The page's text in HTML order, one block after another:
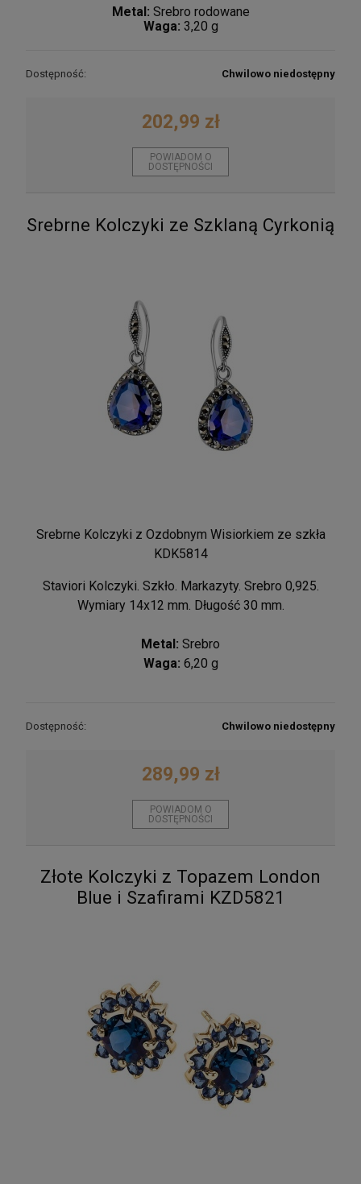
Srebrne Kolczyki Panda
Metal: Srebro rodowane
Waga: 3,20 g
Dostępność: Chwilowo niedostępny
202,99 zł
POWIADOM O
DOSTĘPNOŚCI
Srebrne Kolczyki ze Szklaną Cyrkonią
Srebrne Kolczyki z Ozdobnym Wisiorkiem ze szkła
KDK5814
Staviori Kolczyki. Szkło. Markazyty. Srebro 0,925.
Wymiary 14x12 mm. Długość 30 mm.
Metal: Srebro
Waga: 6,20 g
Dostępność: Chwilowo niedostępny
289,99 zł
POWIADOM O
DOSTĘPNOŚCI
Złote Kolczyki z Topazem London
Blue i Szafirami KZD5821